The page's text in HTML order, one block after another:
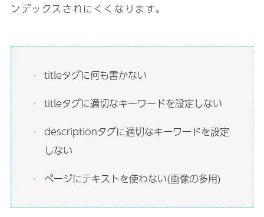
ンデックスされにくくなります｡
titleタグに何も書かない
titleタグに適切なキーワードを設定しない
descriptionタグに適切なキーワードを設定
しない
ページにテキストを使わない(画像の多用)